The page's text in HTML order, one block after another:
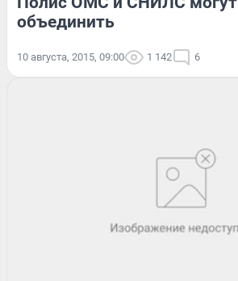
объединить
10 августа, 2015, 09:00 1 142 6